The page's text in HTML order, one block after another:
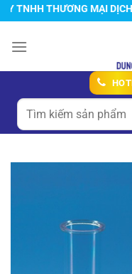
Chuyển
đến
nội
THƯƠNG MẠI DỊCH VỤ
Tìm
kiếm: